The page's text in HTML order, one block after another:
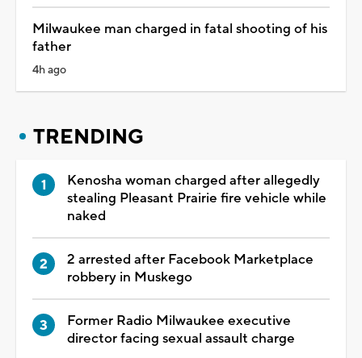
Milwaukee man charged in fatal shooting of his
father
4h ago
TRENDING
Kenosha woman charged after allegedly
stealing Pleasant Prairie fire vehicle while
naked
2 arrested after Facebook Marketplace
robbery in Muskego
Former Radio Milwaukee executive
director facing sexual assault charge